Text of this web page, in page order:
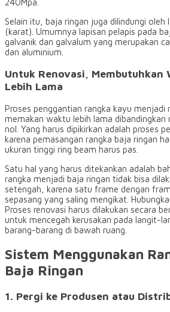
Selain itu, baja ringan juga dilindungi oleh
(karat). Umumnya lapisan pelapis pada
galvanik dan galvalum yang merupakan
dan aluminium.
Untuk Renovasi, Membutuhkan
Lebih Lama
Proses penggantian rangka kayu menjadi
memakan waktu lebih lama dibandingkan
nol. Yang harus dipikirkan adalah proses
karena pemasangan rangka baja ringan
ukuran tinggi ring beam harus pas.
Satu hal yang harus ditekankan adalah
rangka menjadi baja ringan tidak bisa
setengah, karena satu frame dengan
sepasang yang saling mengikat.
Proses renovasi harus dilakukan secara
untuk mencegah kerusakan pada langit-
barang-barang di bawah ruang.
Sistem Menggunakan
Baja Ringan
1. Pergi ke Produsen atau